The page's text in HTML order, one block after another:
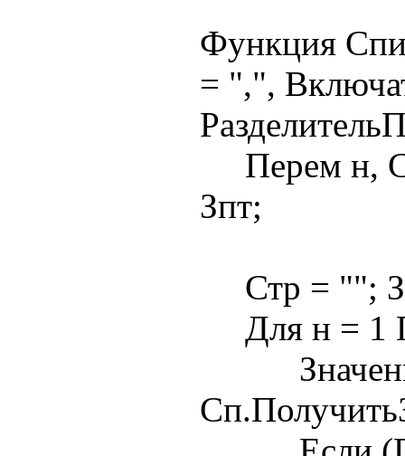
Функция
= ",",
Перем н,
Зпт;
Стр = "";
Для н = 1